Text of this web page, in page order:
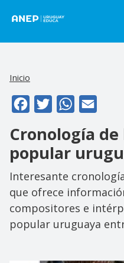
Inicio
FacebookTwitterWhatsApp
Cronología de
popular
Interesante
que ofrece
compositores e
popular uruguaya